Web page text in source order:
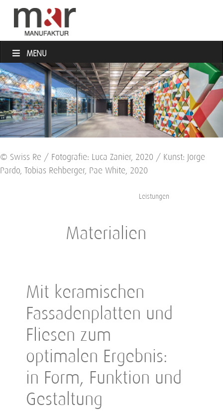
MENU
© Swiss Re / Fotografie: Luca Zanier, 2020 / Kunst: Jorge
Pardo, Tobias Rehberger, Pae White, 2020
Leistungen
Materialien
Mit keramischen
Fassadenplatten und
Fliesen zum
optimalen Ergebnis:
in Form, Funktion und
Gestaltung